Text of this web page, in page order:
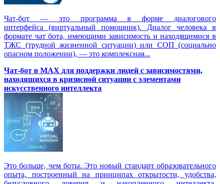
Чат-бот — это программа в форме диалогового
интерфейса (виртуальный помощник). Диалог человека в
формате чат бота, имеющими зависимость и находящимися в
ТЖС (трудной жизненной ситуации) или СОП (социально
опасном положении), — это комплексная...
Чат-бот в MAX для поддержки людей с зависимостями,
находящихся в кризисной ситуации с элементами
искусственного интеллекта
Это больше, чем боты. Это новый стандарт образовательного
опыта, построенный на принципах открытости, удобства,